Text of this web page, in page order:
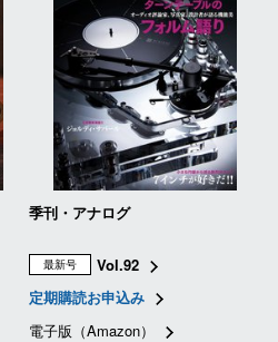
季刊・アナログ
最新号
Vol.92
定期購読お申込み
電子版（Amazon）